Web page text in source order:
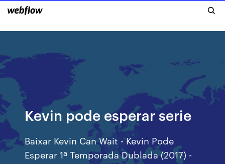
Kevin pode esperar serie
Baixar Kevin Can Wait - Kevin Pode
Esperar 1ª Temporada Dublada (2017) -